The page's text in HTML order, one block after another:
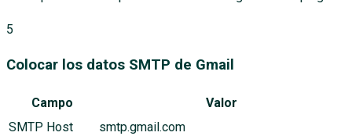
5
Colocar los datos SMTP de Gmail
Campo
Valor
SMTP Host
smtp.gmail.com